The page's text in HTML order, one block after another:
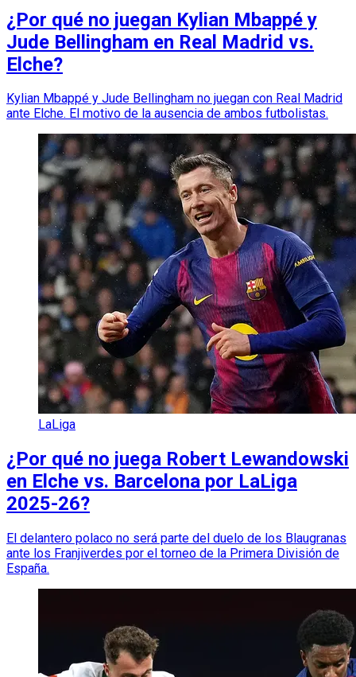
¿Por qué no juegan Kylian Mbappé y
Jude Bellingham en Real Madrid vs.
Elche?
Kylian Mbappé y Jude Bellingham no juegan con Real Madrid
ante Elche. El motivo de la ausencia de ambos futbolistas.
LaLiga
¿Por qué no juega Robert Lewandowski
en Elche vs. Barcelona por LaLiga
2025-26?
El delantero polaco no será parte del duelo de los Blaugranas
ante los Franjiverdes por el torneo de la Primera División de
España.